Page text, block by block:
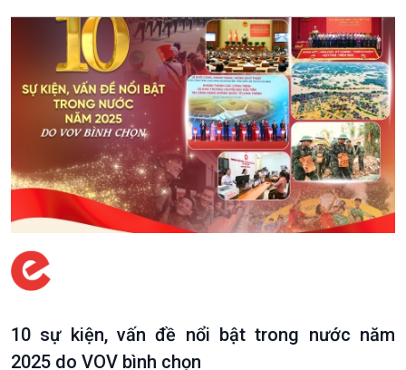
Xã hội
Tin Đời sống & Xã hội
Chuyển đổi Xanh
Tài nguyên và Môi trường
Sống chung với biến đổi
10 sự kiện, vấn đề nổi bật trong nước năm
2025 do VOV bình chọn